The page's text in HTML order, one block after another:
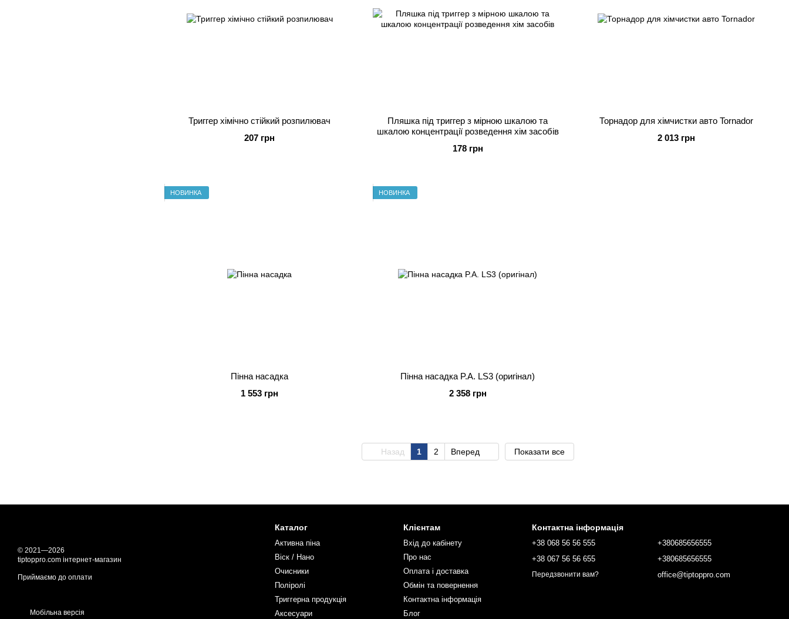
Триггер хімічно стійкий розпилювач
207 грн
Пляшка під триггер з мірною шкалою та
шкалою концентрації розведення хім засобів
178 грн
Торнадор для хімчистки авто Tornador
2 013 грн
НОВИНКА
Пінна насадка
1 553 грн
НОВИНКА
Пінна насадка P.A. LS3 (оригінал)
2 358 грн
Назад 1 2 Вперед Показати все
© 2021—2026
tiptoppro.com інтернет-магазин
Приймаємо до оплати
Мобільна версія
Каталог
Активна піна
Віск / Нано
Очисники
Поліролі
Триггерна продукція
Аксесуари
Клієнтам
Вхід до кабінету
Про нас
Оплата і доставка
Обмін та повернення
Контактна інформація
Блог
Контактна інформація
+38 068 56 56 555
+38 067 56 56 655
Передзвонити вам?
+380685656555
+380685656555
office@tiptoppro.com